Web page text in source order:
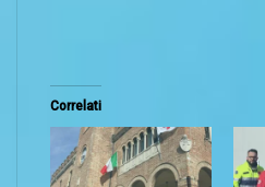
Correlati